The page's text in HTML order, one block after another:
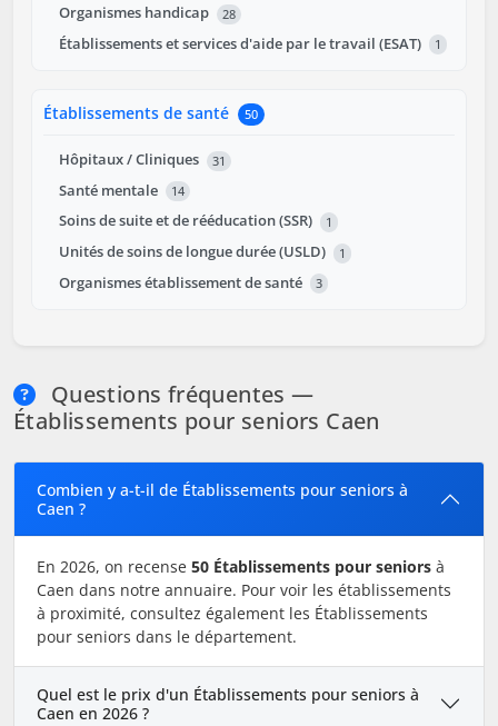
Organismes handicap 28
Établissements et services d'aide par le travail (ESAT) 1
Établissements de santé 50
Hôpitaux / Cliniques 31
Santé mentale 14
Soins de suite et de rééducation (SSR) 1
Unités de soins de longue durée (USLD) 1
Organismes établissement de santé 3
Questions fréquentes —
Établissements pour seniors Caen
Combien y a-t-il de Établissements pour seniors à
Caen ?
En 2026, on recense 50 Établissements pour seniors à
Caen dans notre annuaire. Pour voir les établissements
à proximité, consultez également les Établissements
pour seniors dans le département.
Quel est le prix d'un Établissements pour seniors à
Caen en 2026 ?